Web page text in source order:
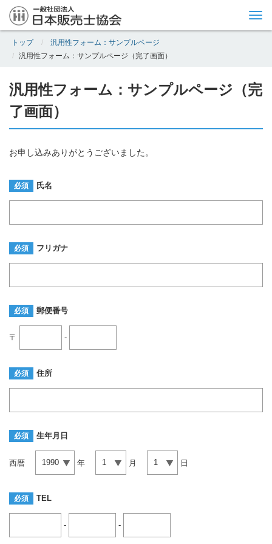
トップ
汎用性フォーム：サンプルページ
汎用性フォーム：サンプルページ（完了画面）
汎用性フォーム：サンプルページ（完
了画面）
お申し込みありがとうございました。
必須 氏名
必須 フリガナ
必須 郵便番号
〒 -
必須 住所
必須 生年月日
西暦 年 月 日
必須 TEL
- -